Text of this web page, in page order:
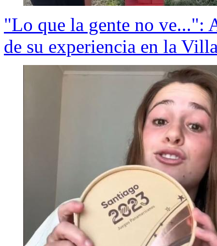
"Lo que la gente no ve...":
de su experiencia en la